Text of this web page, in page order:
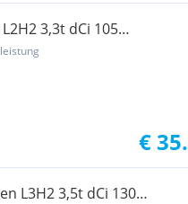
3,3t dCi 105
€
L3H2 3,5t dCi 130